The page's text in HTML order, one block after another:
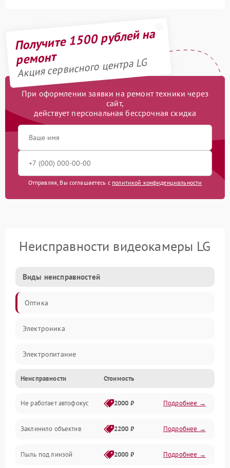
Получите 1500 рублей на
ремонт
Акция сервисного центра LG
При оформлении заявки на ремонт техники через
сайт,
действует персональная бессрочная скидка
Отправляя, Вы соглашаетесь с политикой конфиденциальности
Неисправности видеокамеры LG
Виды неисправностей
Оптика
Электроника
Электропитание
Видео
Хранение данных
Программное обеспечение
Механические повреждения
Неисправности Стоимость
Не работает автофокус 2000 ₽ Подробнее →
Заклинило объектив 2200 ₽ Подробнее →
Пыль под линзой 2000 ₽ Подробнее →